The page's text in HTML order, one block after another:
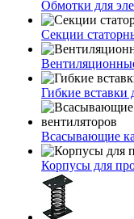
Обмотки для
Секции
Гибкие вставки
Всасывающие
Корпусы для